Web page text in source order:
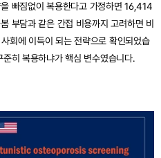
빠짐없이 복용한다고 가정하면 16,414
부담과 같은 간접 비용까지 고려하면 비
회에 이득이 되는 전략으로 확인되었습
히 복용하냐가 핵심 변수였습니다.